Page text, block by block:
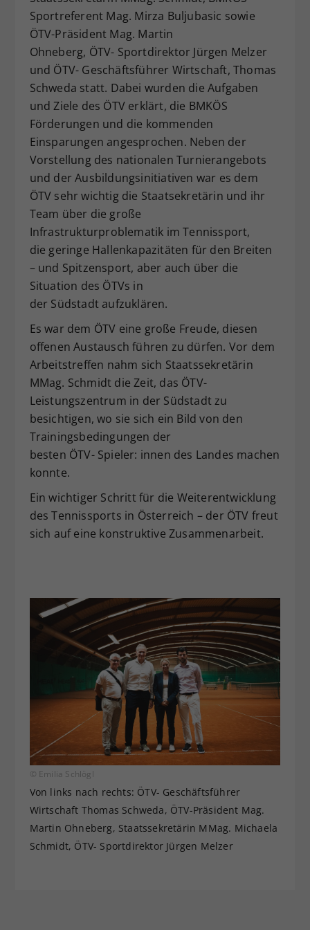
Sportreferent Mag. Mirza Buljubasic sowie
ÖTV-Präsident Mag. Martin
Ohneberg, ÖTV- Sportdirektor Jürgen Melzer
und ÖTV- Geschäftsführer Wirtschaft, Thomas
Schweda statt. Dabei wurden die Aufgaben
und Ziele des ÖTV erklärt, die BMKÖS
Förderungen und die kommenden
Einsparungen angesprochen. Neben der
Vorstellung des nationalen Turnierangebots
und der Ausbildungsinitiativen war es dem
ÖTV sehr wichtig die Staatsekretärin und ihr
Team über die große
Infrastrukturproblematik im Tennissport,
die geringe Hallenkapazitäten für den Breiten
– und Spitzensport, aber auch über die
Situation des ÖTVs in
der Südstadt aufzuklären.
Es war dem ÖTV eine große Freude, diesen
offenen Austausch führen zu dürfen. Vor dem
Arbeitstreffen nahm sich Staatssekretärin
MMag. Schmidt die Zeit, das ÖTV-
Leistungszentrum in der Südstadt zu
besichtigen, wo sie sich ein Bild von den
Trainingsbedingungen der
besten ÖTV- Spieler: innen des Landes machen
konnte.
Ein wichtiger Schritt für die Weiterentwicklung
des Tennissports in Österreich – der ÖTV freut
sich auf eine konstruktive Zusammenarbeit.
© Emilia Schlögl
Von links nach rechts: ÖTV- Geschäftsführer
Wirtschaft Thomas Schweda, ÖTV-Präsident Mag.
Martin Ohneberg, Staatssekretärin MMag. Michaela
Schmidt, ÖTV- Sportdirektor Jürgen Melzer
Zweck
Dieser Wert speichert Ihre Consent-
Einstellungen. Unter anderem eine
zufällig generierte ID, für die
historische Speicherung Ihrer
vorgenommen Einstellungen, falls der
Webseiten-Betreiber dies eingestellt
hat.